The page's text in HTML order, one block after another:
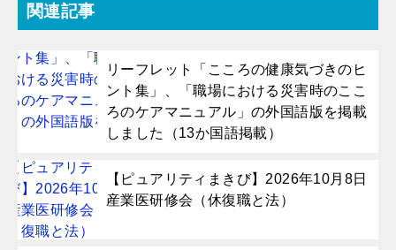
関連記事
リーフレット「こころの健康気づきのヒ
ント集」、「職場における災害時のここ
ろのケアマニュアル」の外国語版を掲載
しました（13か国語掲載）
【ピュアリティまきび】2026年10月8日
産業医研修会（休復職と法）